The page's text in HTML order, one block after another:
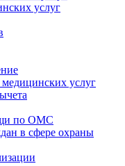
услуг
услуг
по ОМС
в сфере охраны